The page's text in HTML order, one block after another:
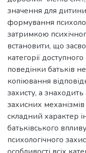
значення для
формування
затримкою
встановити, що
категорії
поведінки батьків
копіювання
захисту, а
захисних механізмів
складний характер
батьківського
психологічного